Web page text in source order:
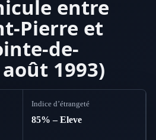
entre
Pierre et
de-
1993)
Indice d’étrangeté
85% – Eleve